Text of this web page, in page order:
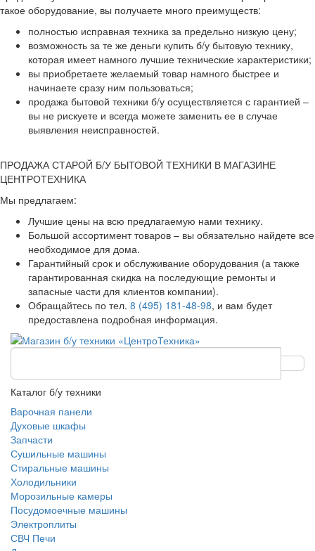
такое оборудование, вы получаете много преимуществ:
полностью исправная техника за предельно низкую цену;
возможность за те же деньги купить б/у бытовую технику,
которая имеет намного лучшие технические характеристики;
вы приобретаете желаемый товар намного быстрее и
начинаете сразу ним пользоваться;
продажа бытовой техники б/у осуществляется с гарантией –
вы не рискуете и всегда можете заменить ее в случае
выявления неисправностей.
ПРОДАЖА СТАРОЙ Б/У БЫТОВОЙ ТЕХНИКИ В МАГАЗИНЕ
ЦЕНТРОТЕХНИКА
Мы предлагаем:
Лучшие цены на всю предлагаемую нами технику.
Большой ассортимент товаров – вы обязательно найдете все
необходимое для дома.
Гарантийный срок и обслуживание оборудования (а также
гарантированная скидка на последующие ремонты и
запасные части для клиентов компании).
Обращайтесь по тел. 8 (495) 181-48-98, и вам будет
предоставлена подробная информация.
Каталог б/у техники
Варочная панели
Духовые шкафы
Запчасти
Сушильные машины
Стиральные машины
Холодильники
Морозильные камеры
Посудомоечные машины
Электроплиты
СВЧ Печи